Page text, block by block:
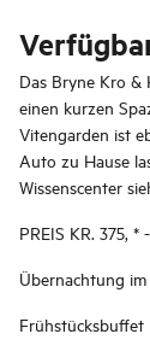
Das Bryne Kro
einen kurzen
Vitengarden ist
Auto zu Hause
Wissenscenter
PREIS KR. 375, *
Übernachtung
Frühstücksbuffet